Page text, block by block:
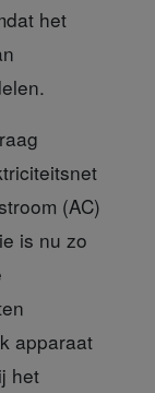
het
(AC)
is nu zo
apparaat
het